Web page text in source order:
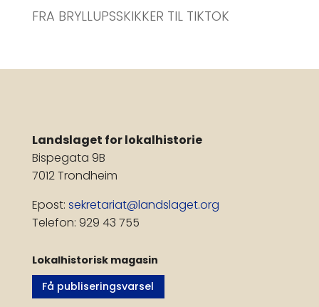
FRA BRYLLUPSSKIKKER TIL TIKTOK
Landslaget for lokalhistorie
Bispegata 9B
7012 Trondheim
Epost: sekretariat@landslaget.org
Telefon: 929 43 755
Lokalhistorisk magasin
Få publiseringsvarsel